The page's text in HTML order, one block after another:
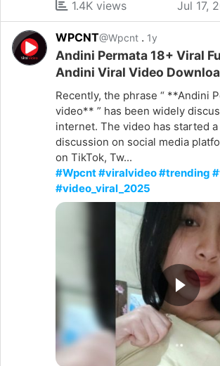
1.4K views Jul 17,
WPCNT@Wpcnt . 1y
Andini Permata 18+ Viral
Andini Viral Video
Recently, the phrase “ **Andini
video** ” has been widely
internet. The video has started a
discussion on social media
on TikTok, Tw...
#Wpcnt #viralvideo #trending
#video_viral_2025